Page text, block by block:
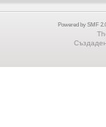
Powered by SMF